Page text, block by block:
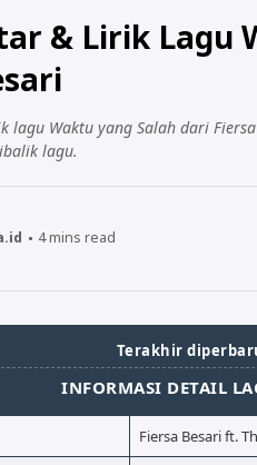
& Lirik Lagu
lagu Waktu yang Salah dari
lagu.
4mins read
Terakhir
INFORMASI DETAIL
Fiersa Besari ft.